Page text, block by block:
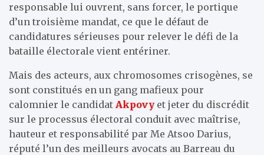
responsable lui ouvrent, sans forcer, le portique
d’un troisième mandat, ce que le défaut de
candidatures sérieuses pour relever le défi de la
bataille électorale vient entériner.
Mais des acteurs, aux chromosomes crisogènes, se
sont constitués en un gang mafieux pour
calomnier le candidat Akpovy et jeter du discrédit
sur le processus électoral conduit avec maîtrise,
hauteur et responsabilité par Me Atsoo Darius,
réputé l’un des meilleurs avocats au Barreau du